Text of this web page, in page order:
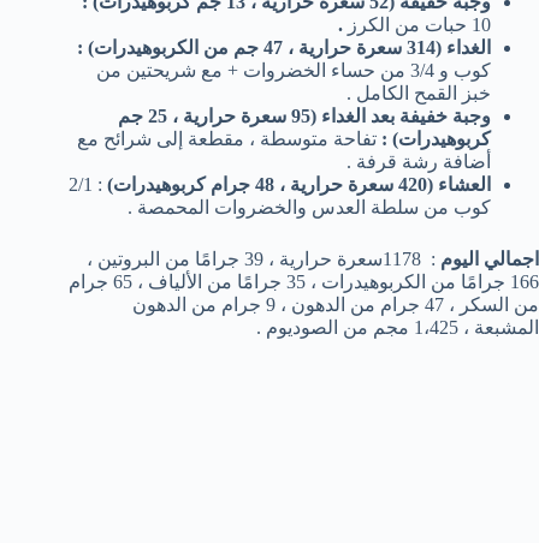
10 حبات من الكرز
.
الغداء (314 سعرة حرارية ، 47 جم من الكربوهيدرات)
:
كوب و 3/4 من حساء الخضروات + مع شريحتين من
خبز القمح الكامل .
وجبة خفيفة بعد الغداء
(95 سعرة حرارية ، 25 جم
كربوهيدرات) : تفاحة متوسطة ، مقطعة إلى شرائح مع
أضافة رشة قرفة .
العشاء (420 سعرة حرارية ، 48 جرام كربوهيدرات)
: 2/1
كوب من سلطة العدس والخضروات المحمصة .
اجمالي اليوم
: 1178سعرة حرارية ، 39 جرامًا من البروتين ،
166 جرامًا من الكربوهيدرات ، 35 جرامًا من الألياف ، 65 جرام
من السكر ، 47 جرام من الدهون ، 9 جرام من الدهون
المشبعة ، 1،425 مجم من الصوديوم .